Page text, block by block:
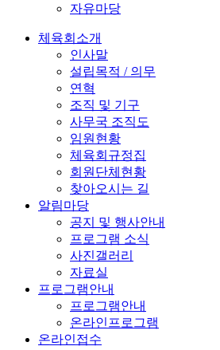
자유마당
체육회소개
인사말
설립목적 / 의무
연혁
조직 및 기구
사무국 조직도
임원현황
체육회규정집
회원단체현황
찾아오시는 길
알림마당
공지 및 행사안내
프로그램 소식
사진갤러리
자료실
프로그램안내
프로그램안내
온라인프로그램
온라인접수